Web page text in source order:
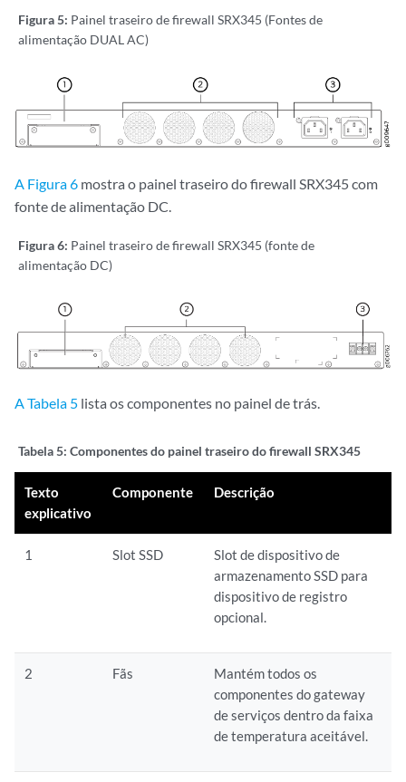
Figura 5: Painel traseiro de firewall SRX345 (Fontes de
alimentação DUAL AC)
A Figura 6 mostra o painel traseiro do firewall SRX345 com
fonte de alimentação DC.
Figura 6: Painel traseiro de firewall SRX345 (fonte de
alimentação DC)
A Tabela 5 lista os componentes no painel de trás.
Tabela 5: Componentes do painel traseiro do firewall SRX345
Texto
explicativo
Componente Descrição
1 Slot SSD
Slot de dispositivo de
armazenamento SSD para
dispositivo de registro
opcional.
2 Fãs
Mantém todos os
componentes do gateway
de serviços dentro da faixa
de temperatura aceitável.